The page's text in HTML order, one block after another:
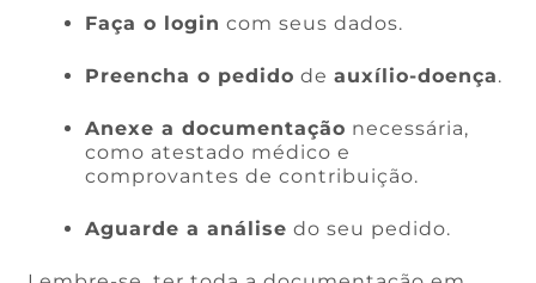
Faça o login com seus dados.
Preencha o pedido deauxílio-doença.
Anexe a documentação necessária,
como atestado médico e
comprovantes de contribuição.
Aguarde a análise do seu pedido.